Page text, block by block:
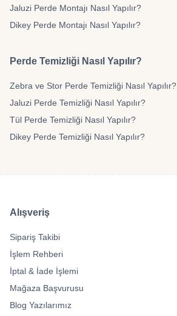
Jaluzi Perde Montajı Nasıl Yapılır?
Dikey Perde Montajı Nasıl Yapılır?
Perde Temizliği Nasıl Yapılır?
Zebra ve Stor Perde Temizliği Nasıl Yapılır?
Jaluzi Perde Temizliği Nasıl Yapılır?
Tül Perde Temizliği Nasıl Yapılır?
Dikey Perde Temizliği Nasıl Yapılır?
Alışveriş
Sipariş Takibi
İşlem Rehberi
İptal & İade İşlemi
Mağaza Başvurusu
Blog Yazılarımız